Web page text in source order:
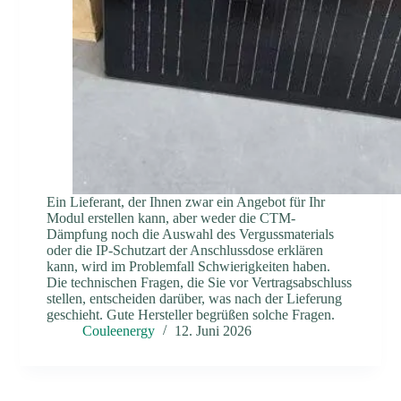
Ein Lieferant, der Ihnen zwar ein Angebot für Ihr
Modul erstellen kann, aber weder die CTM-
Dämpfung noch die Auswahl des Vergussmaterials
oder die IP-Schutzart der Anschlussdose erklären
kann, wird im Problemfall Schwierigkeiten haben.
Die technischen Fragen, die Sie vor Vertragsabschluss
stellen, entscheiden darüber, was nach der Lieferung
geschieht. Gute Hersteller begrüßen solche Fragen.
Couleenergy
12. Juni 2026